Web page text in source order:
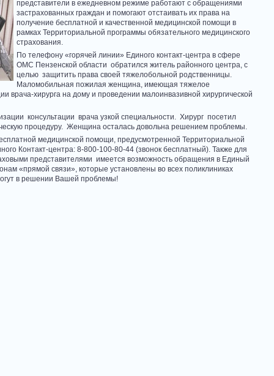
представители в ежедневном режиме работают с обращениями
застрахованных граждан и помогают отстаивать их права на
получение бесплатной и качественной медицинской помощи в
рамках Территориальной программы обязательного медицинского
страхования.
По телефону «горячей линии» Единого контакт-центра в сфере
ОМС Пензенской области обратился житель районного центра, с
целью защитить права своей тяжелобольной родственницы.
Маломобильная пожилая женщина, имеющая тяжелое
врача-хирурга на дому и проведении малоинвазивной хирургической
консультации врача узкой специальности. Хирург посетил
процедуру. Женщина осталась довольна решением проблемы.
медицинской помощи, предусмотренной Территориальной
Контакт-центра: 8-800-100-80-44 (звонок бесплатный). Также для
представителями имеется возможность обращения в Единый
«прямой связи», которые установлены во всех поликлиниках
в решении Вашей проблемы!